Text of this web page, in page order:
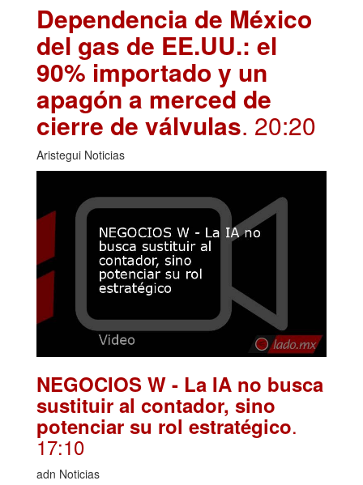
Dependencia de México
del gas de EE.UU.: el
90% importado y un
apagón a merced de
cierre de válvulas. 20:20
Aristegui Noticias
NEGOCIOS W - La IA no busca
sustituir al contador, sino
potenciar su rol estratégico.
17:10
adn Noticias